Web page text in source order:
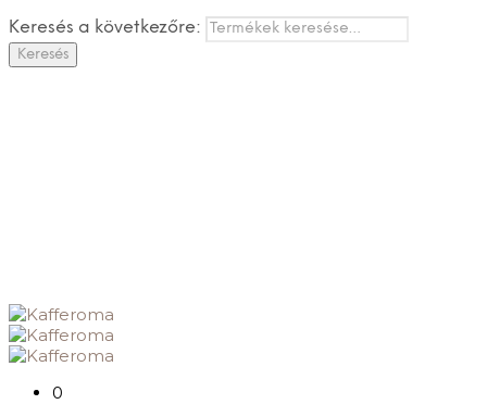
Zacskó Tea
Tartozékok
Keresés a következőre:
Keresés
0